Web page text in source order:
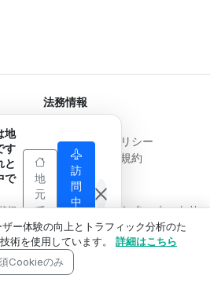
法務情報
プライバシーポリシー
事業者向け利用規約
運営会社
Serverplace インターネットサ
ービス
CNPJ 04.114.466/0001-79
© 2026
ー体験の向上とトラフィック分析のた
術を使用しています。 詳細はこちら
Cookieのみ
地
す
と
で
況
表
整
地
元
で
す
訪
問
中
す